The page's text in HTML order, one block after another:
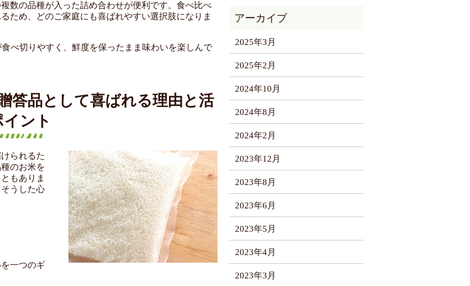
数の品種が入った詰め合わせが便利です。食べ比べ
ため、どのご家庭にも喜ばれやすい選択肢になりま
べ切りやすく、鮮度を保ったまま味わいを楽しんで
答品として喜ばれる理由と活
ント
られるた
のお米を
もありま
うした心
一つのギ
2025年3月
2025年2月
2024年10月
2024年8月
2024年2月
2023年12月
2023年8月
2023年6月
2023年5月
2023年4月
2023年3月